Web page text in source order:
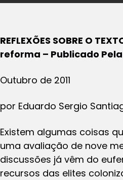
REFLEXÕES SOBRE O
reforma – Publicado Pela
Outubro de 2011
por Eduardo Sergio
Existem algumas coisas
uma avaliação de nove
discussões já vêm do
recursos das elites